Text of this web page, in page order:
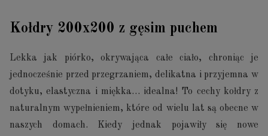
Kołdry 200x200 z gęsim puchem
Lekka jak piórko, okrywająca całe ciało, chroniąc je
jednocześnie przed przegrzaniem, delikatna i przyjemna w
dotyku, elastyczna i miękka… idealna! To cechy kołdry z
naturalnym wypełnieniem, które od wielu lat są obecne w
naszych domach. Kiedy jednak pojawiły się nowe